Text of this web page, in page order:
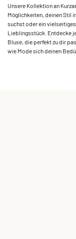
Unsere Kollektion an
Möglichkeiten, deinen Stil
suchst oder ein
Lieblingsstück. Entdecke
Bluse, die perfekt zu dir
wie Mode sich deinen